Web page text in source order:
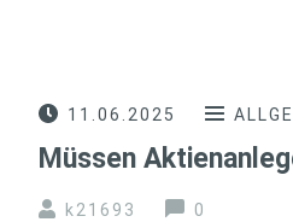
11.06.2025
Müssen
k21693 0